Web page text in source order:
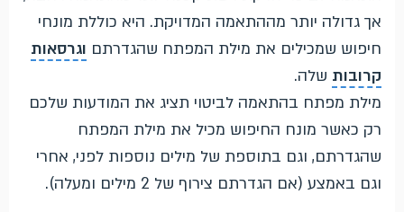
אך גדולה יותר מההתאמה המדויקת. היא כוללת מונחי
חיפוש שמכילים את מילת המפתח שהגדרתם וגרסאות
קרובות שלה.
מילת מפתח בהתאמה לביטוי תציג את המודעות שלכם
רק כאשר מונח החיפוש מכיל את מילת המפתח
שהגדרתם, וגם בתוספת של מילים נוספות לפני, אחרי
וגם באמצע (אם הגדרתם צירוף של 2 מילים ומעלה).